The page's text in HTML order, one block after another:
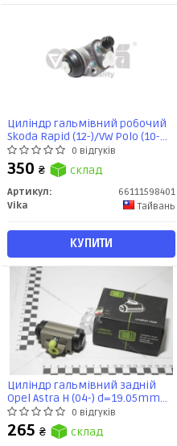
Циліндр гальмівний робочий
Skoda Rapid (12-)/VW Polo (10-
15,15-) (66111598401) VIKA
0 відгуків
350 ₴ склад
Артикул:
66111598401
Vika
Тайвань
КУПИТИ
Циліндр гальмівний задній
Opel Astra H (04-) d=19.05mm
(CF 2141) TRIALLI0 відгуків
265 ₴ склад